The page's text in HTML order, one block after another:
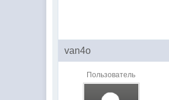
van4o
Пользователь